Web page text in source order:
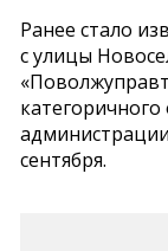
Ранее стало
с улицы
сентября.